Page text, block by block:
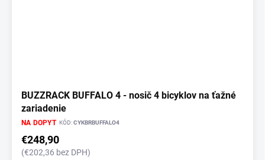
BUZZRACK BUFFALO 4 - nosič 4 bicyklov na ťažné
zariadenie
NA DOPYT KÓD:CYKBRBUFFALO4
€248,90
(€202,36 bez DPH)